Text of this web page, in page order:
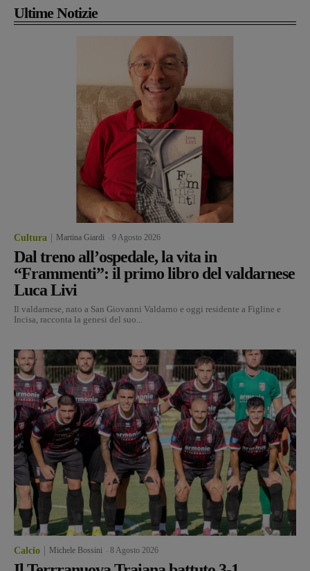
Ultime Notizie
Cultura Martina Giardi 9 Agosto 2026
Dal treno all’ospedale, la vita in
“Frammenti”: il primo libro del valdarnese
Luca Livi
Il valdarnese, nato a San Giovanni Valdarno e oggi residente a Figline e
Incisa, racconta la genesi del suo...
Calcio Michele Bossini 8 Agosto 2026